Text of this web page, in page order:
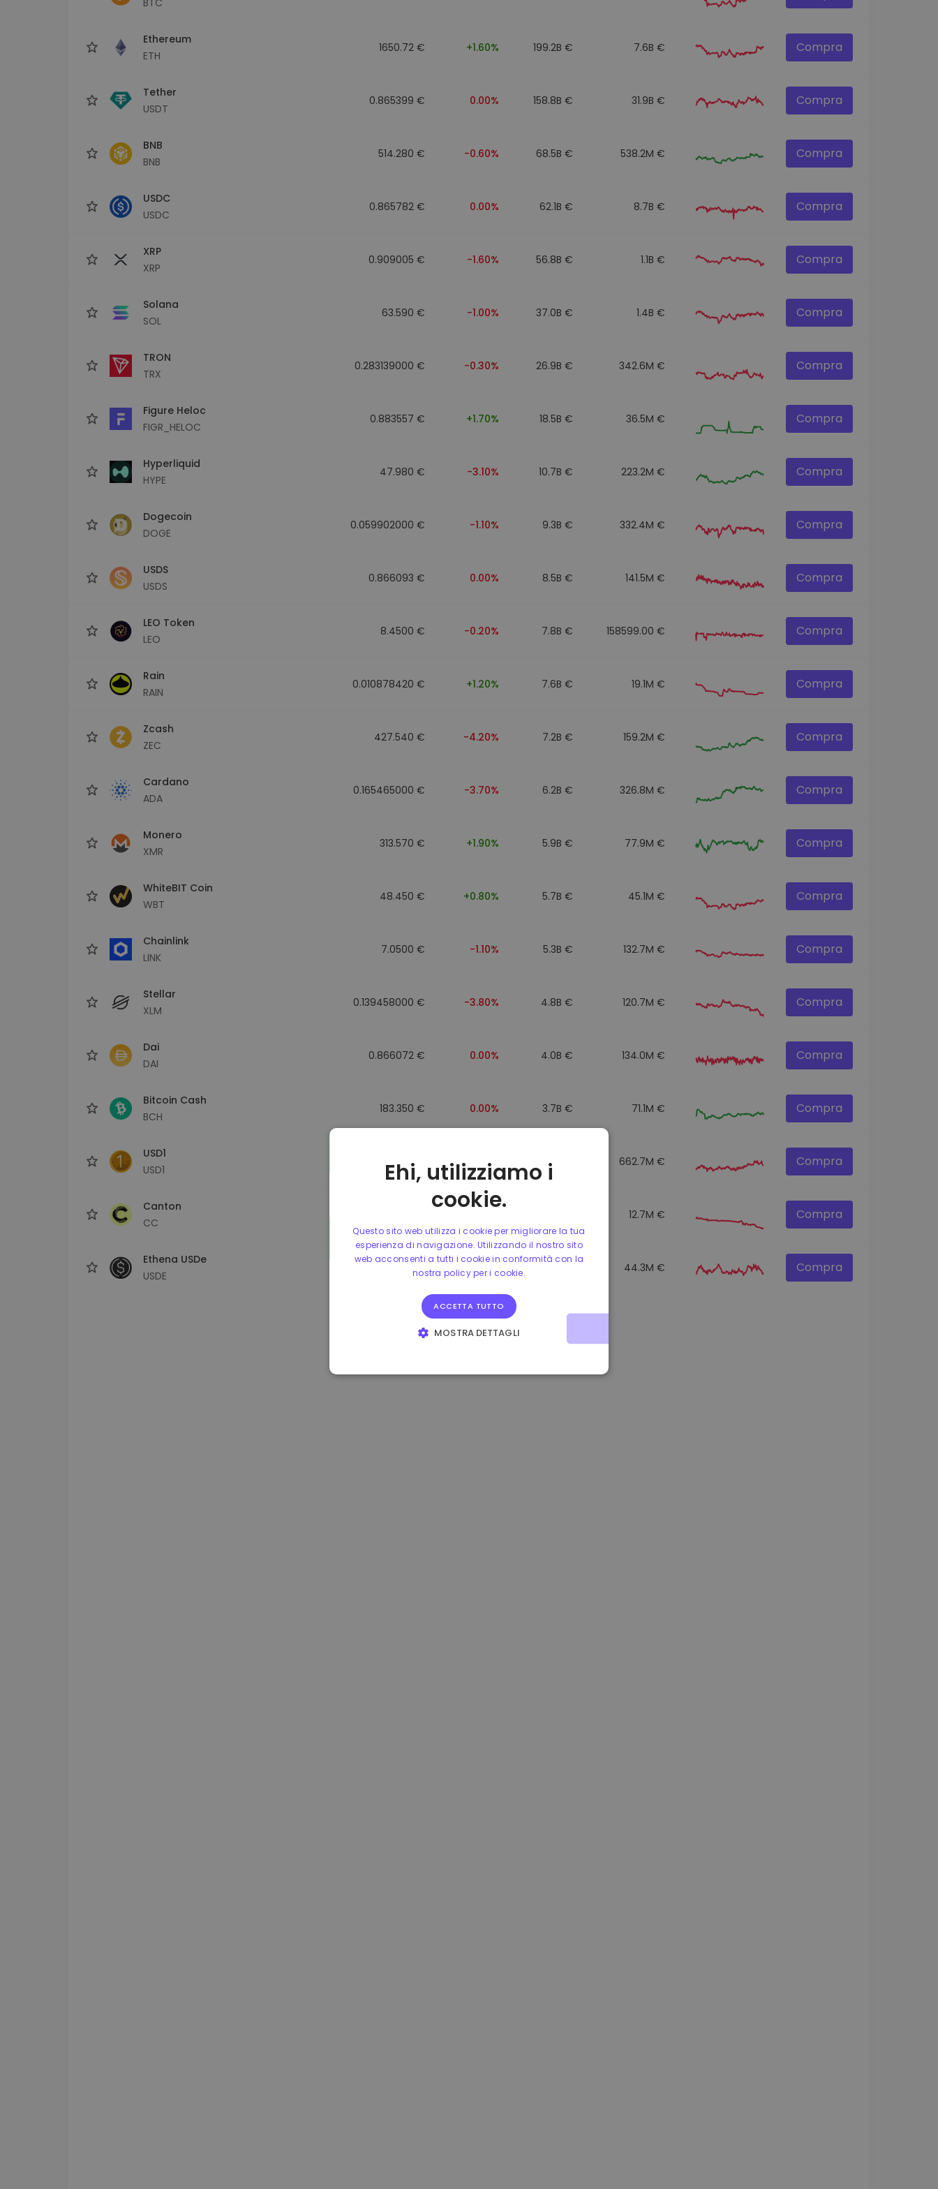
Ethereum
ETH
1650.72 € +1.60% 199.2B € 7.6B € Compra
Tether
USDT
0.865399 € 0.00% 158.8B € 31.9B € Compra
BNB
BNB
514.280 € -0.60% 68.5B € 538.2M € Compra
USDC
USDC
0.865782 € 0.00% 62.1B € 8.7B € Compra
XRP
XRP
0.909005 € -1.60% 56.8B € 1.1B € Compra
Solana
SOL
63.590 € -1.00% 37.0B € 1.4B € Compra
TRON
TRX
0.283139000 € -0.30% 26.9B € 342.6M € Compra
Figure Heloc
FIGR_HELOC
0.883557 € +1.70% 18.5B € 36.5M € Compra
Hyperliquid
HYPE
47.980 € -3.10% 10.7B € 223.2M € Compra
Dogecoin
DOGE
0.059902000 € -1.10% 9.3B € 332.4M € Compra
USDS
USDS
0.866093 € 0.00% 8.5B € 141.5M € Compra
LEO Token
LEO
8.4500 € -0.20% 7.8B € 158599.00 € Compra
Rain
RAIN
0.010878420 € +1.20% 7.6B € 19.1M € Compra
Zcash
ZEC
427.540 € -4.20% 7.2B € 159.2M € Compra
Cardano
ADA
0.165465000 € -3.70% 6.2B € 326.8M € Compra
Monero
XMR
313.570 € +1.90% 5.9B € 77.9M € Compra
WhiteBIT Coin
WBT
48.450 € +0.80% 5.7B € 45.1M € Compra
Chainlink
LINK
7.0500 € -1.10% 5.3B € 132.7M € Compra
Stellar
XLM
0.139458000 € -3.80% 4.8B € 120.7M € Compra
Dai
DAI
0.866072 € 0.00% 4.0B € 134.0M € Compra
Bitcoin Cash
BCH
183.350 € 0.00% 3.7B € 71.1M € Compra
USD1
USD1
0.865650 € 0.00% 3.5B € 662.7M € Compra
Canton
CC
12.7M € Compra
Ethena USDe
USDE
-0.10% 44.3M € Compra
Ehi, utilizziamo i
cookie.
Questo sito web utilizza i cookie per migliorare la tua
esperienza di navigazione. Utilizzando il nostro sito
web acconsenti a tutti i cookie in conformità con la
nostra policy per i cookie.
ACCETTA TUTTO
MOSTRA DETTAGLI